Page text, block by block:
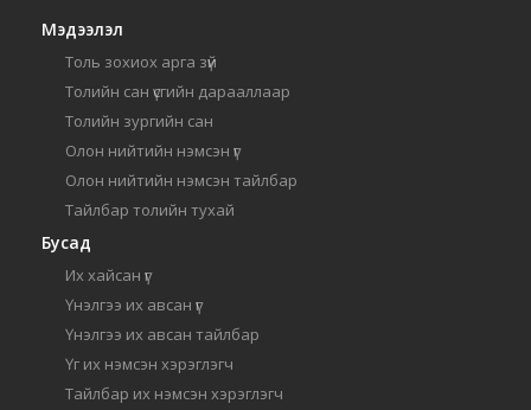
Мэдээлэл
Толь зохиох арга зүй
Толийн сан үсгийн дарааллаар
Толийн зургийн сан
Олон нийтийн нэмсэн үг
Олон нийтийн нэмсэн тайлбар
Тайлбар толийн тухай
Бусад
Их хайсан үг
Үнэлгээ их авсан үг
Үнэлгээ их авсан тайлбар
Үг их нэмсэн хэрэглэгч
Тайлбар их нэмсэн хэрэглэгч